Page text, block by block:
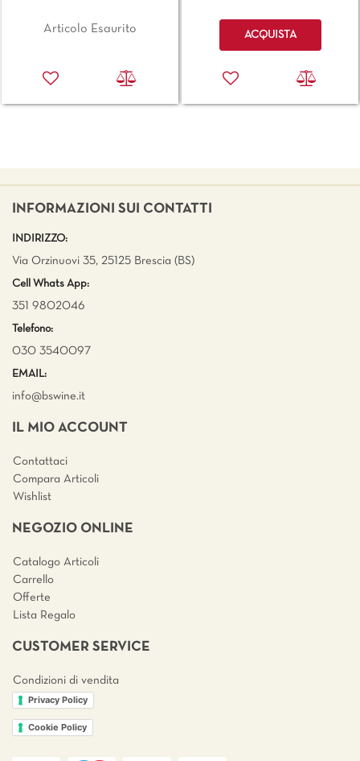
Articolo Esaurito Quantità
ACQUISTA
INFORMAZIONI SUI CONTATTI
INDIRIZZO:
Via Orzinuovi 35, 25125 Brescia (BS)
Cell Whats App:
351 9802046
Telefono:
030 3540097
EMAIL:
info@bswine.it
IL MIO ACCOUNT
Contattaci
Compara Articoli
Wishlist
NEGOZIO ONLINE
Catalogo Articoli
Carrello
Offerte
Lista Regalo
CUSTOMER SERVICE
Condizioni di vendita
Privacy Policy
Cookie Policy